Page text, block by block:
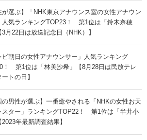
が選ぶ】「NHK東京アナウンス室の女性アナウン
人気ランキングTOP23！ 第1位は「鈴木奈穂
月22日は放送記念日（NHK）】
ビ朝日の女性アナウンサー」人気ランキング
！ 第1位は「林美沙希」【8月28日は民放テレ
トの日】
の男性が選ぶ】一番癒やされる「NHKの女性お天
スター」ランキングTOP22！ 第1位は「半井小
年最新調査結果】